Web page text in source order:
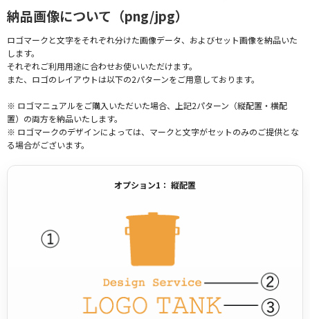
納品画像について（png/jpg）
ロゴマークと文字をそれぞれ分けた画像データ、およびセット画像を納品いた
します。
それぞれご利用用途に合わせお使いいただけます。
また、ロゴのレイアウトは以下の2パターンをご用意しております。
※ ロゴマニュアルをご購入いただいた場合、上記2パターン（縦配置・横配
置）の両方を納品いたします。
※ ロゴマークのデザインによっては、マークと文字がセットのみのご提供とな
る場合がございます。
オプション1： 縦配置